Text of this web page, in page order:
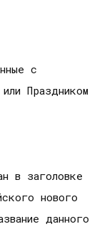
с
Праздником
в заголовке
нового
данного